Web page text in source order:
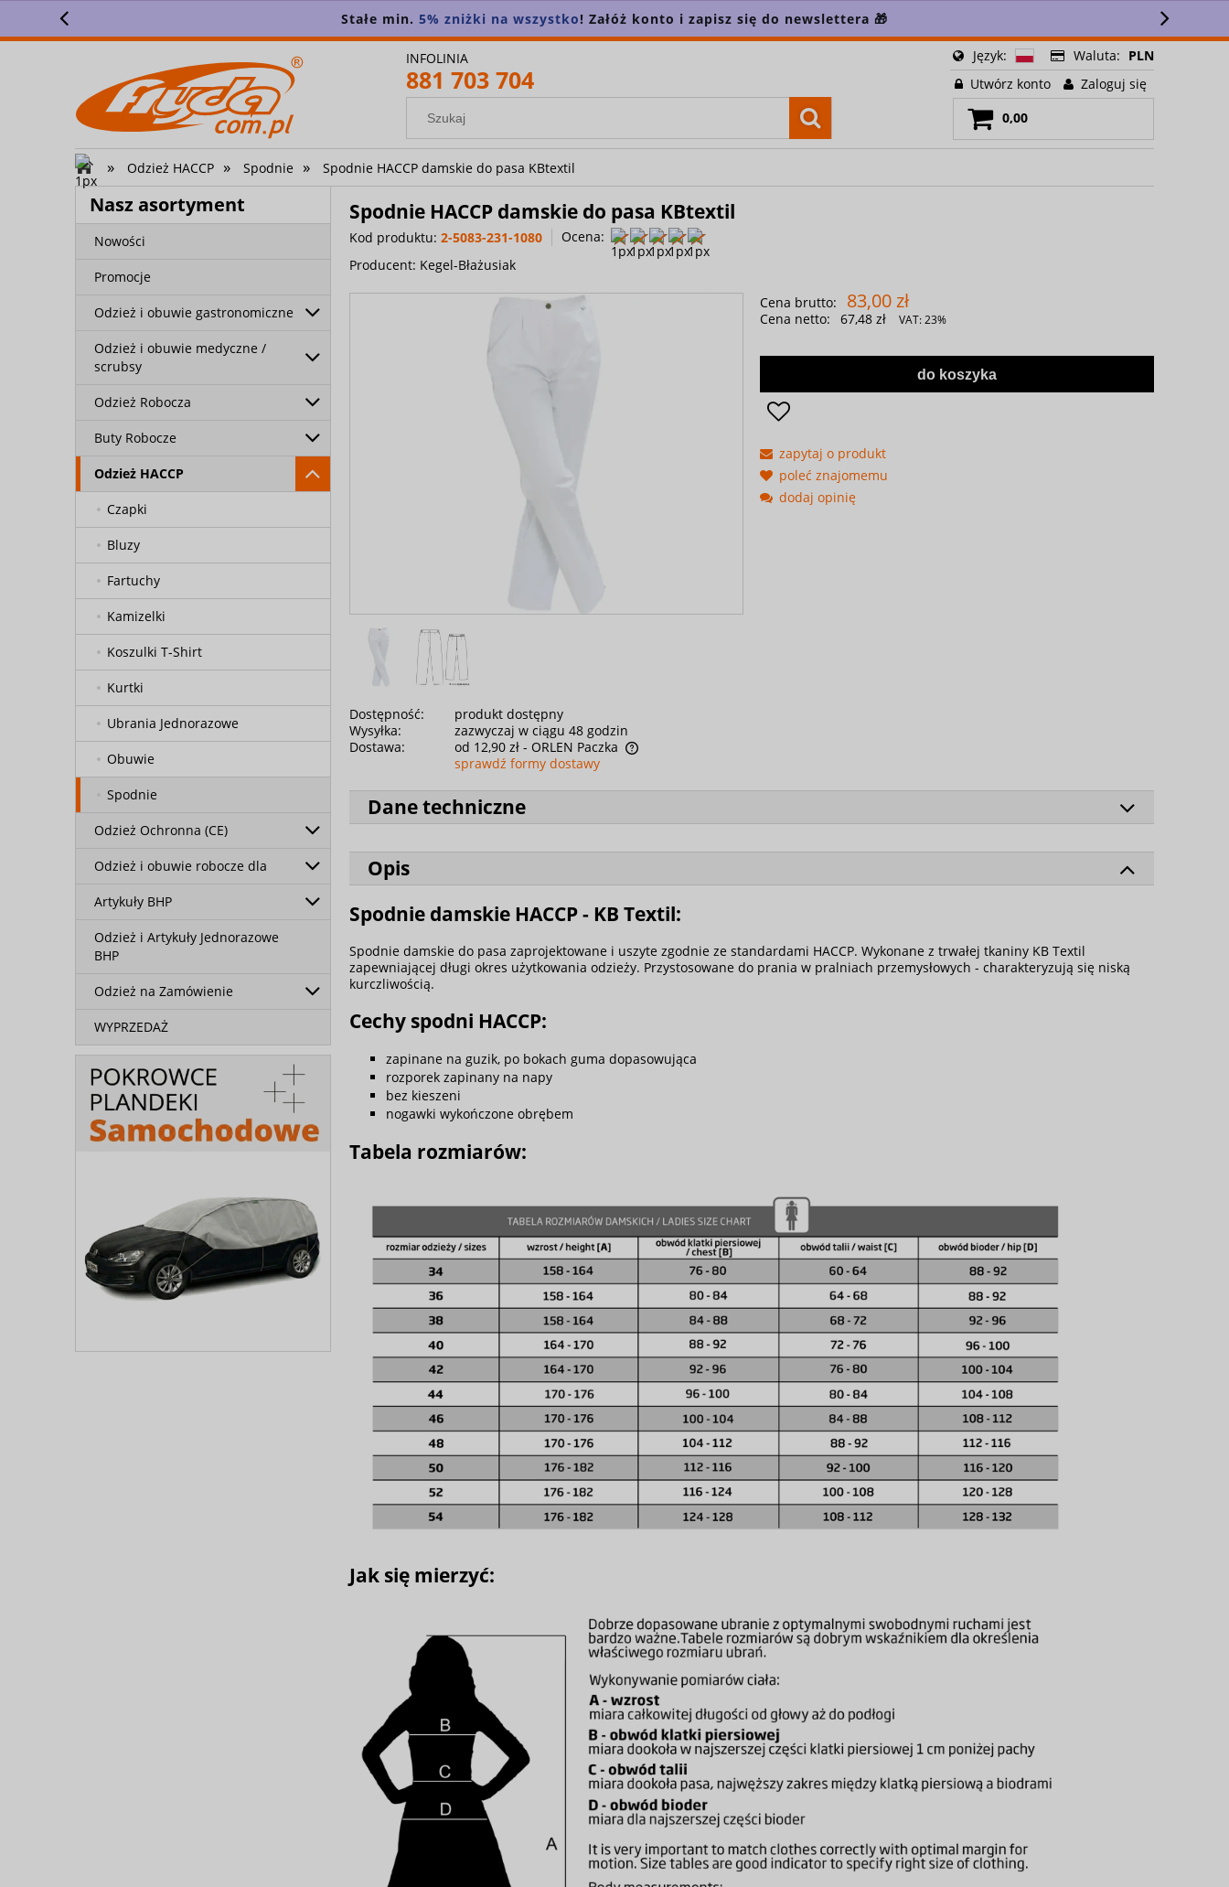
Stałe min. 5% zniżki na wszystko! Załóż konto i zapisz się do newslettera 🎁
INFOLINIA
881 703 704
Język: Waluta: PLN
Utwórz konto
Zaloguj się
0,00
» Odzież HACCP » Spodnie » Spodnie HACCP damskie do pasa KBtextil
Nasz asortyment
Nowości
Promocje
Odzież i obuwie gastronomiczne
Odzież i obuwie medyczne /
scrubsy
Odzież Robocza
Buty Robocze
Odzież HACCP
Czapki
Bluzy
Fartuchy
Kamizelki
Koszulki T-Shirt
Kurtki
Ubrania Jednorazowe
Obuwie
Spodnie
Odzież Ochronna (CE)
Odzież i obuwie robocze dla
Artykuły BHP
Odzież i Artykuły Jednorazowe
BHP
Odzież na Zamówienie
WYPRZEDAŻ
Spodnie HACCP damskie do pasa KBtextil
Kod produktu: 2-5083-231-1080
Ocena:
Producent: Kegel-Błażusiak
Dostępność:
produkt dostępny
Wysyłka:
zazwyczaj w ciągu 48 godzin
Dostawa:
od 12,90 zł - ORLEN Paczka
sprawdź formy dostawy
Cena brutto: 83,00 zł
Cena netto: 67,48 zł VAT:23%
do koszyka
zapytaj o produkt
poleć znajomemu
dodaj opinię
Dane techniczne
Opis
Spodnie damskie HACCP - KB Textil:
Spodnie damskie do pasa zaprojektowane i uszyte zgodnie ze standardami HACCP. Wykonane z trwałej tkaniny KB Textil
zapewniającej długi okres użytkowania odzieży. Przystosowane do prania w pralniach przemysłowych - charakteryzują się niską
kurczliwością.
Cechy spodni HACCP:
zapinane na guzik, po bokach guma dopasowująca
rozporek zapinany na napy
bez kieszeni
nogawki wykończone obrębem
Tabela rozmiarów:
Jak się mierzyć: